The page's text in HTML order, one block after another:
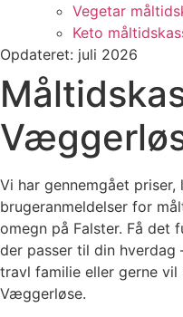
Vegetar
Keto
Opdateret: juli 2026
Vi har gennemgået
brugeranmeldelser for
omegn på Falster. Få det
der passer til din hverdag
travl familie eller gerne
Væggerløse.